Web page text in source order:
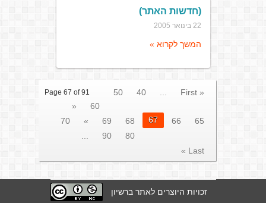
(חדשות האתר)
22 בינואר 2005
המשך לקרוא »
Page 67 of 91 « First
40
50
60
«
65
66
67
68
69
»
70
80
90
Last »
זכויות היוצרים לאתר ברשיון